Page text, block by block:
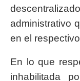
administrativo
en el
En lo que
inhabilitada